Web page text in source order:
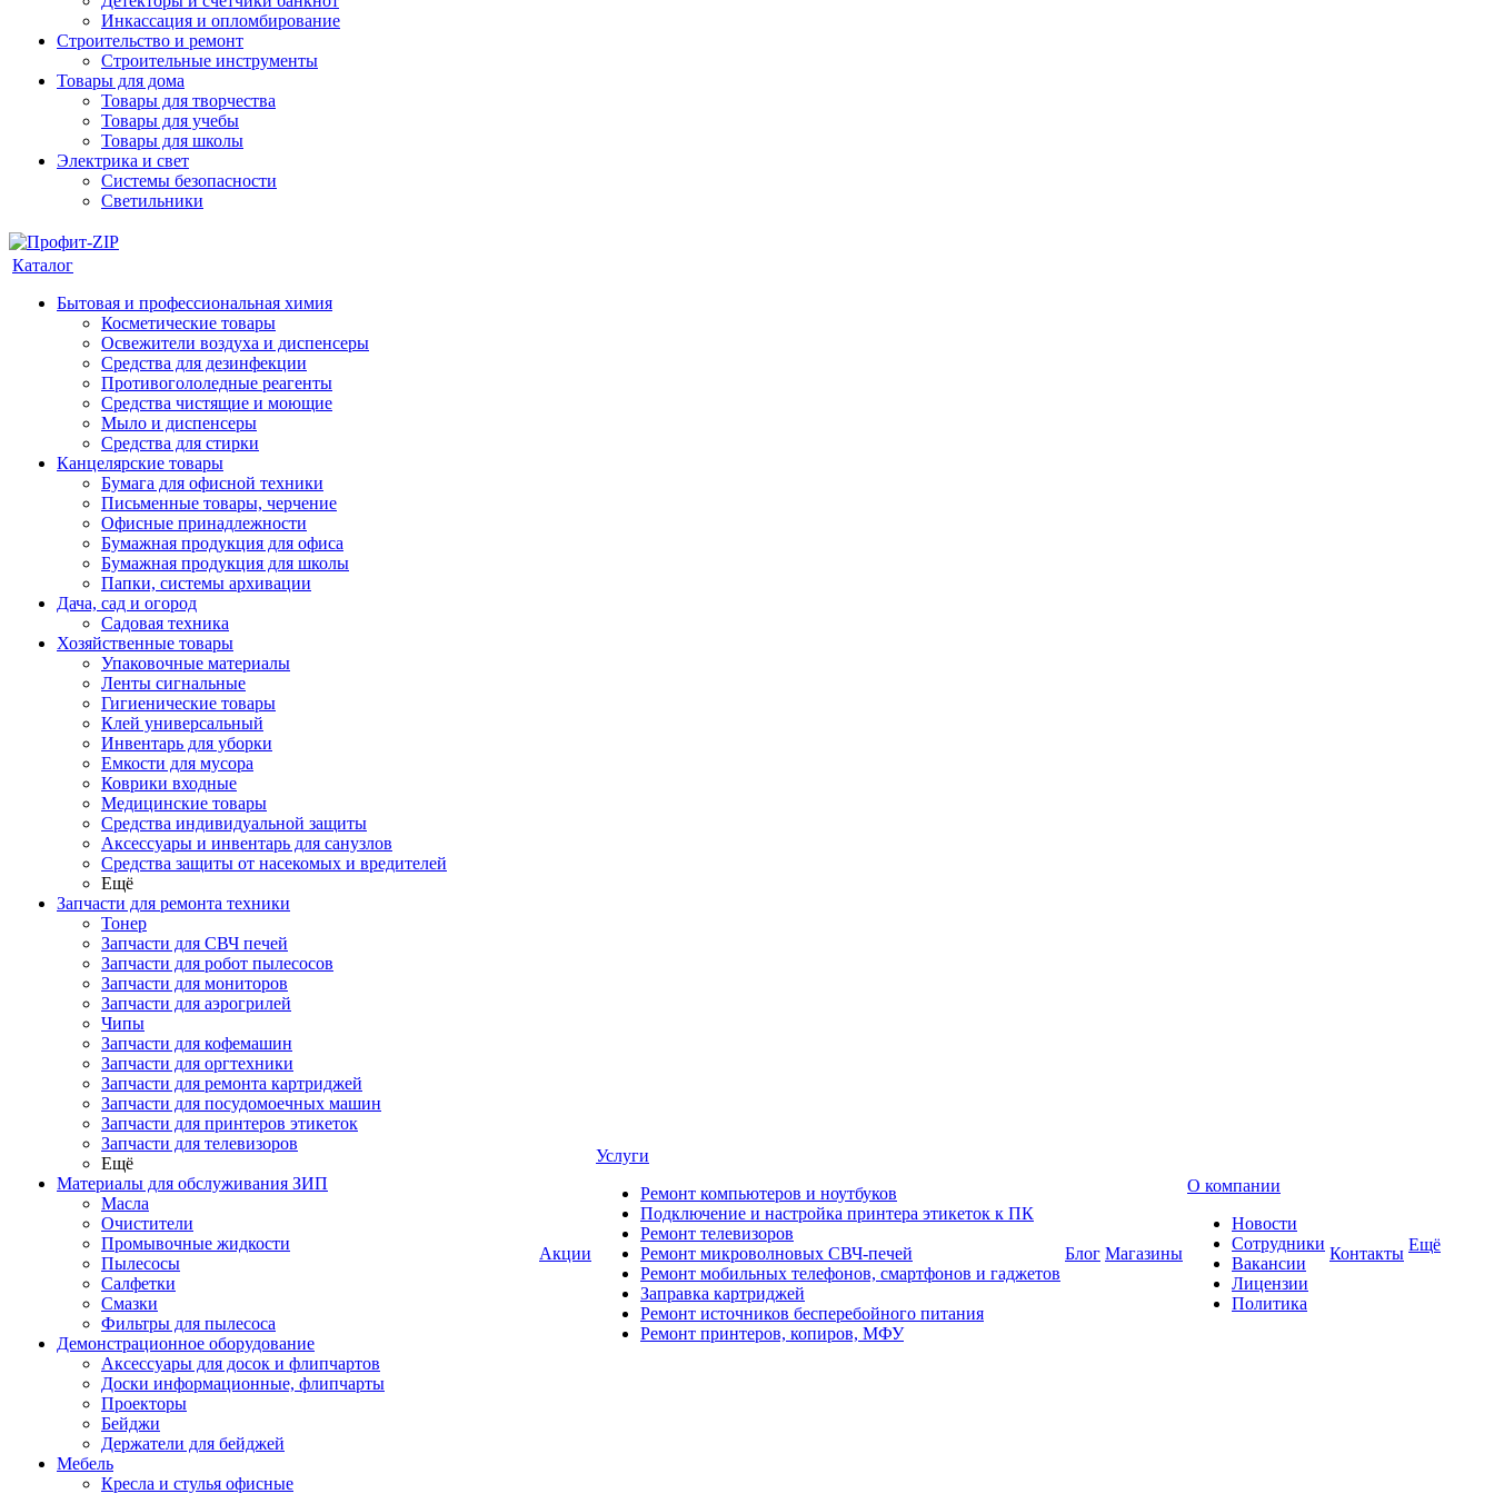
Инкассация и опломбирование
Строительство и ремонт
Строительные инструменты
Товары для дома
Товары для творчества
Товары для учебы
Товары для школы
Электрика и свет
Системы безопасности
Светильники
Каталог
Бытовая и профессиональная химия
Косметические товары
Освежители воздуха и диспенсеры
Средства для дезинфекции
Противогололедные реагенты
Средства чистящие и моющие
Мыло и диспенсеры
Средства для стирки
Канцелярские товары
Бумага для офисной техники
Письменные товары, черчение
Офисные принадлежности
Бумажная продукция для офиса
Бумажная продукция для школы
Папки, системы архивации
Дача, сад и огород
Садовая техника
Хозяйственные товары
Упаковочные материалы
Ленты сигнальные
Гигиенические товары
Клей универсальный
Инвентарь для уборки
Емкости для мусора
Коврики входные
Медицинские товары
Средства индивидуальной защиты
Аксессуары и инвентарь для санузлов
Средства защиты от насекомых и вредителей
Ещё
Запчасти для ремонта техники
Тонер
Запчасти для СВЧ печей
Запчасти для робот пылесосов
Запчасти для мониторов
Запчасти для аэрогрилей
Чипы
Запчасти для кофемашин
Запчасти для оргтехники
Запчасти для ремонта картриджей
Запчасти для посудомоечных машин
Запчасти для принтеров этикеток
Запчасти для телевизоров
Ещё
Материалы для обслуживания ЗИП
Масла
Очистители
Промывочные жидкости
Пылесосы
Салфетки
Смазки
Фильтры для пылесоса
Демонстрационное оборудование
Аксессуары для досок и флипчартов
Доски информационные, флипчарты
Проекторы
Бейджи
Держатели для бейджей
Мебель
Кресла и стулья офисные
Акции
Услуги
Ремонт компьютеров и ноутбуков
Подключение и настройка принтера этикеток к ПК
Ремонт телевизоров
Ремонт микроволновых СВЧ-печей
Ремонт мобильных телефонов, смартфонов и гаджетов
Заправка картриджей
Ремонт источников бесперебойного питания
Ремонт принтеров, копиров, МФУ
Блог Магазины
О компании
Новости
Сотрудники
Вакансии
Лицензии
Политика
Контакты Ещё